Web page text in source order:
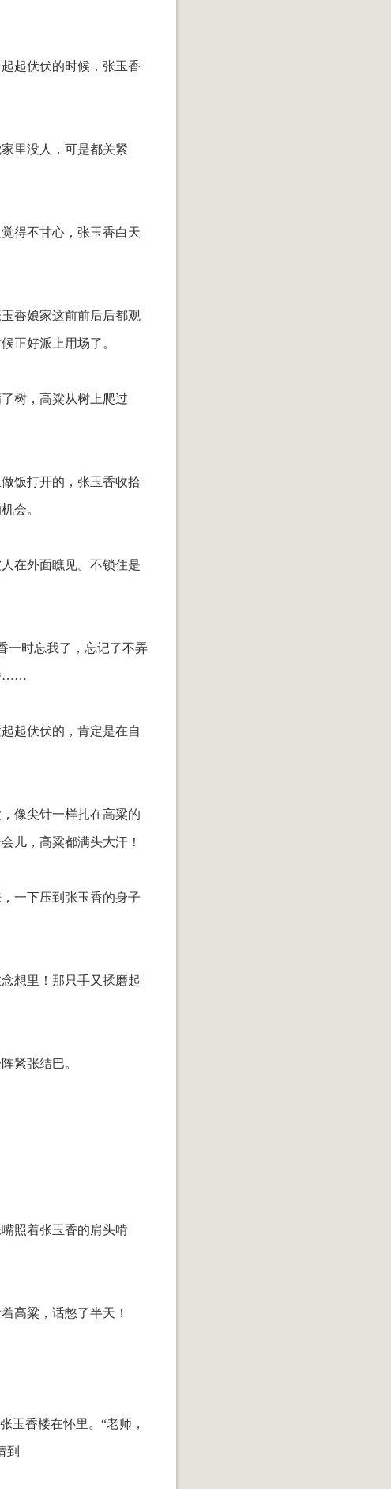
起伏伏的时候，张玉香
里没人，可是都关紧
得不甘心，张玉香白天
香娘家这前前后后都观
正好派上用场了。
树，高粱从树上爬过
饭打开的，张玉香收拾
会。
在外面瞧见。不锁住是
一时忘我了，忘记了不弄
……
起伏伏的，肯定是在自
像尖针一样扎在高粱的
儿，高粱都满头大汗！
一下压到张玉香的身子
想里！那只手又揉磨起
紧张结巴。
照着张玉香的肩头啃
高粱，话憋了半天！
香楼在怀里。“老师，
到